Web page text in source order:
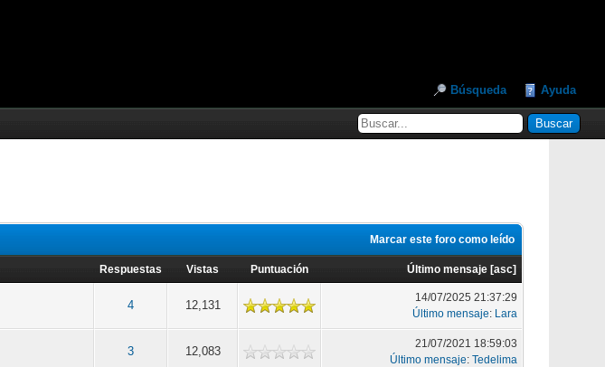
Búsqueda Ayuda
Marcar este foro como leído
Respuestas Vistas Puntuación Último mensaje [asc]
4 12,131
14/07/2025 21:37:29
Último mensaje: Lara
3 12,083
21/07/2021 18:59:03
Último mensaje: Tedelima